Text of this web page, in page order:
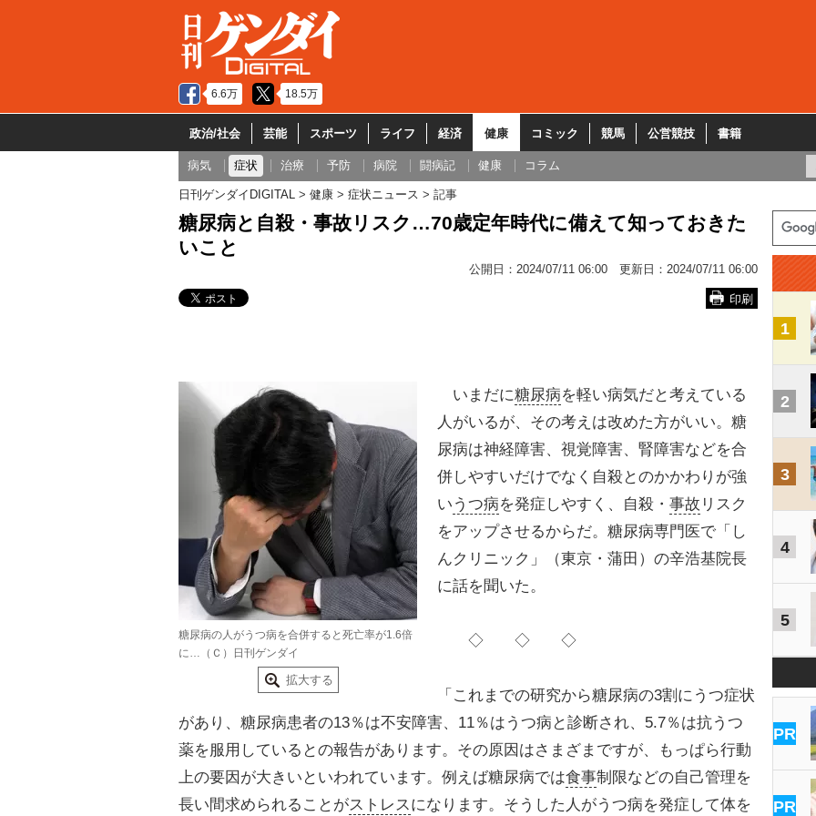
6.6万 18.5万
政治/社会 芸能 スポーツ ライフ 経済 健康 コミック 競馬 公営競技 書籍
病気 症状 治療 予防 病院 闘病記 健康 コラム
日刊ゲンダイDIGITAL 健康 症状ニュース 記事
糖尿病と自殺・事故リスク…70歳定年時代に備えて知っておきた
いこと
公開日： 2024/07/11 06:00 更新日： 2024/07/11 06:00
印刷
糖尿病の人がうつ病を合併すると死亡率が1.6倍
に…（Ｃ）日刊ゲンダイ
拡大する
いまだに糖尿病を軽い病気だと考えている
人がいるが、その考えは改めた方がいい。糖
尿病は神経障害、視覚障害、腎障害などを合
併しやすいだけでなく自殺とのかかわりが強
い うつ病を発症しやすく、自殺・ 事故 リスク
をアップさせるからだ。糖尿病専門医で「し
んクリニック」（東京・蒲田）の辛浩基院長
に話を聞いた。
◇ ◇ ◇
「これまでの研究から糖尿病の3割にうつ症状
があり、糖尿病患者の13％は不安障害、11％はうつ病と診断され、5.7％は抗うつ
薬を服用しているとの報告があります。その原因はさまざまですが、もっぱら行動
上の要因が大きいといわれています。例えば糖尿病では食事制限などの自己管理を
長い間求められることがストレスになります。そうした人がうつ病を発症して体を
1
2
3
4
5
PR
PR